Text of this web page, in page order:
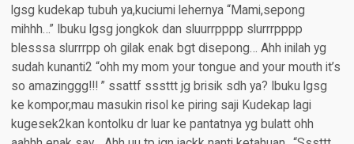
lgsg kudekap tubuh ya,kuciumi lehernya “Mami,sepong
mihhh…” Ibuku lgsg jongkok dan sluurrpppp slurrrpppp
blesssa slurrrpp oh gilak enak bgt disepong… Ahh inilah yg
sudah kunanti2 “ohh my mom your tongue and your mouth it’s
so amazinggg!!! ” ssattf sssttt jg brisik sdh ya? Ibuku lgsg
ke kompor,mau masukin risol ke piring saji Kudekap lagi
kugesek2kan kontolku dr luar ke pantatnya yg bulatt ohh